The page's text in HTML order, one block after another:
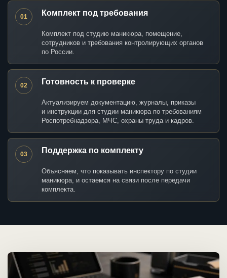
01 Комплект под требования
Комплект под студию маникюра, помещение,
сотрудников и требования контролирующих органов
по России.
02 Готовность к проверке
Актуализируем документацию, журналы, приказы
и инструкции для студии маникюра по требованиям
Роспотребнадзора, МЧС, охраны труда и кадров.
03 Поддержка по комплекту
Объясняем, что показывать инспектору по студии
маникюра, и остаемся на связи после передачи
комплекта.